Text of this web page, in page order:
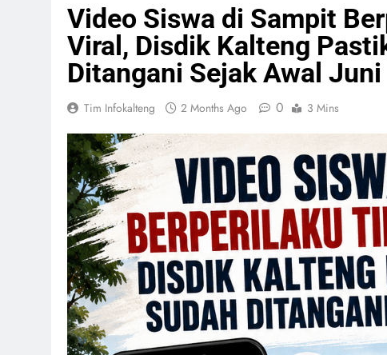
Video Siswa di Sampit
Viral, Disdik Kalteng
Ditangani Sejak Awal Juni
Tim Infokalteng 2 Months Ago 0 3 Mins